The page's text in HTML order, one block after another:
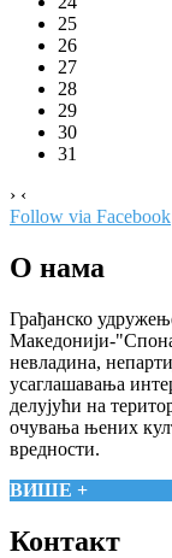
25
26
27
28
29
30
31
› ‹
Follow via Facebook
О нама
Грађанско
Македонији-
невладина,
усаглашавања
делујући на
очувања њених
вредности.
ВИШЕ +
Контакт